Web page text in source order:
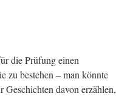
die Prüfung einen
zu bestehen – man könnte
Geschichten davon erzählen,